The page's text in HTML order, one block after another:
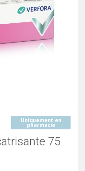
75
Uniquement en
pharmacie